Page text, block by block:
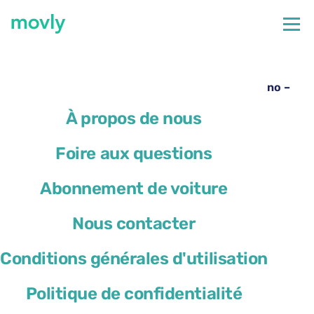
À propos de nous
Foire aux questions
Abonnement de voiture
Nous contacter
Conditions générales d'utilisation
Politique de confidentialité
Location de voiture à l’aéroport de Rome Ciampino –